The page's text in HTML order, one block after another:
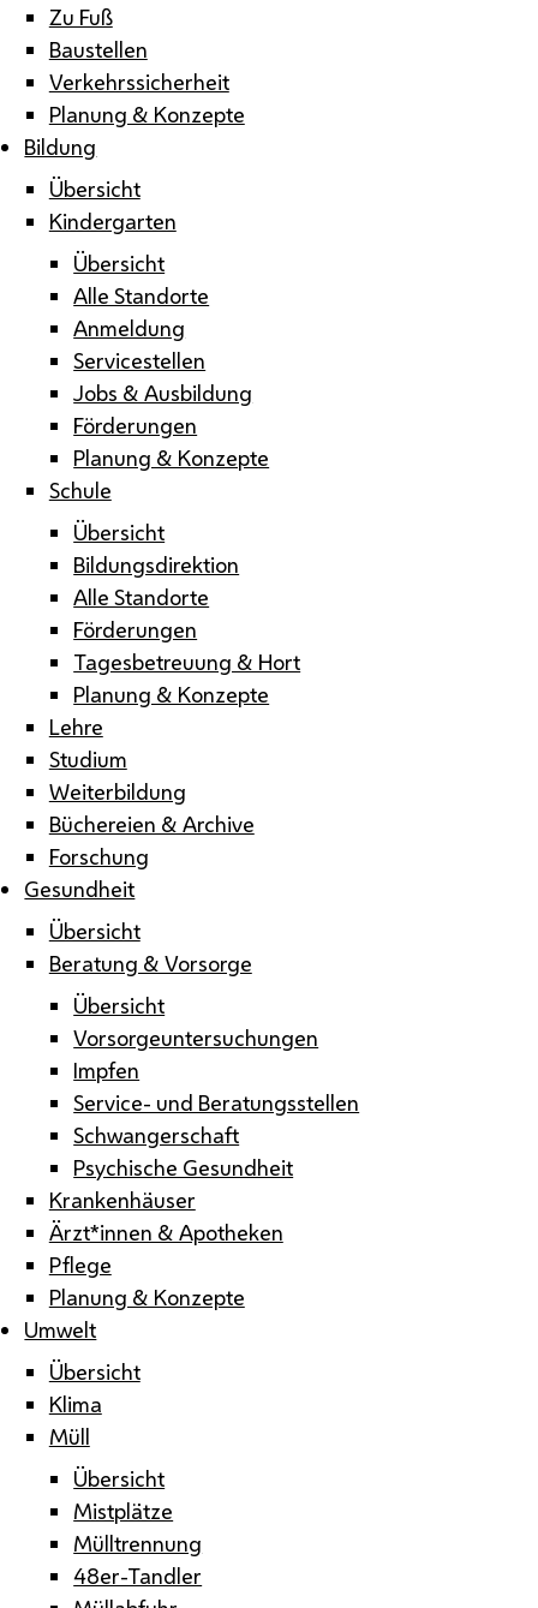
Zu Fuß
Baustellen
Verkehrssicherheit
Planung & Konzepte
Bildung
Übersicht
Kindergarten
Übersicht
Alle Standorte
Anmeldung
Servicestellen
Jobs & Ausbildung
Förderungen
Planung & Konzepte
Schule
Übersicht
Bildungsdirektion
Alle Standorte
Förderungen
Tagesbetreuung & Hort
Planung & Konzepte
Lehre
Studium
Weiterbildung
Büchereien & Archive
Forschung
Gesundheit
Übersicht
Beratung & Vorsorge
Übersicht
Vorsorgeuntersuchungen
Impfen
Service- und Beratungsstellen
Schwangerschaft
Psychische Gesundheit
Krankenhäuser
Ärzt*innen & Apotheken
Pflege
Planung & Konzepte
Umwelt
Übersicht
Klima
Müll
Übersicht
Mistplätze
Mülltrennung
48er-Tandler